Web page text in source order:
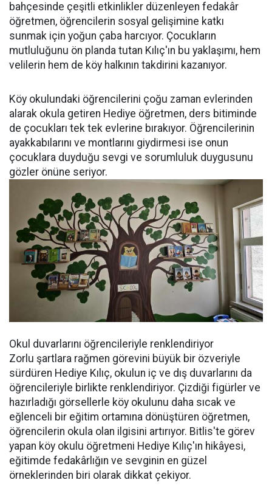
bahçesinde çeşitli etkinlikler düzenleyen fedakâr
öğretmen, öğrencilerin sosyal gelişimine katkı
sunmak için yoğun çaba harcıyor. Çocukların
mutluluğunu ön planda tutan Kılıç'ın bu yaklaşımı, hem
velilerin hem de köy halkının takdirini kazanıyor.
Köy okulundaki öğrencilerini çoğu zaman evlerinden
alarak okula getiren Hediye öğretmen, ders bitiminde
de çocukları tek tek evlerine bırakıyor. Öğrencilerinin
ayakkabılarını ve montlarını giydirmesi ise onun
çocuklara duyduğu sevgi ve sorumluluk duygusunu
gözler önüne seriyor.
Okul duvarlarını öğrencileriyle renklendiriyor
Zorlu şartlara rağmen görevini büyük bir özveriyle
sürdüren Hediye Kılıç, okulun iç ve dış duvarlarını da
öğrencileriyle birlikte renklendiriyor. Çizdiği figürler ve
hazırladığı görsellerle köy okulunu daha sıcak ve
eğlenceli bir eğitim ortamına dönüştüren öğretmen,
öğrencilerin okula olan ilgisini artırıyor. Bitlis'te görev
yapan köy okulu öğretmeni Hediye Kılıç'ın hikâyesi,
eğitimde fedakârlığın ve sevginin en güzel
örneklerinden biri olarak dikkat çekiyor.